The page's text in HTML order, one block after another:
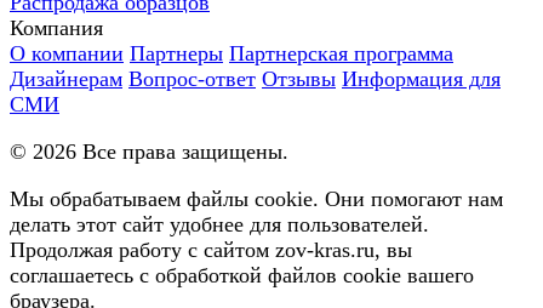
Компания
О компании Партнеры Партнерская программа
Дизайнерам Вопрос-ответ Отзывы Информация для
СМИ
© 2026 Все права защищены.
Мы обрабатываем файлы cookie. Они помогают нам
делать этот сайт удобнее для пользователей.
Продолжая работу с сайтом zov-kras.ru, вы
соглашаетесь с обработкой файлов cookie вашего
браузера.